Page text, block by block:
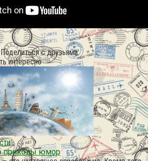
с друзьями:
интересно
приколы юмор